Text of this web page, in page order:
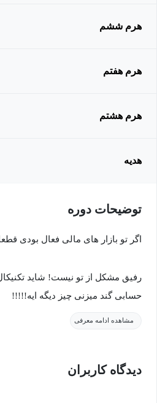
هرم ششم
هرم هفتم
هرم هشتم
هدیه
توضیحات دوره
اگر تو بازار های مالی فعال بودی
رفیق مشکل از تو نیست! شاید
حسابی گند میزنی چیز دیگه ایه!!!!!
مشاهده ادامه معرفی
دیدگاه کاربران